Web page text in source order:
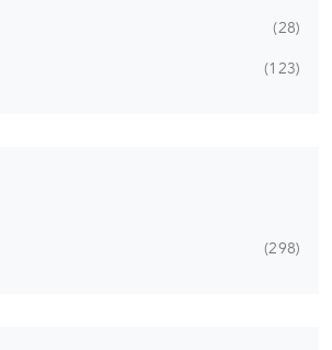
28
123
298